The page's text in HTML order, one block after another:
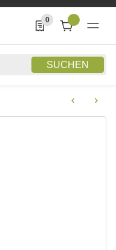
SUCHEN
0
0 Produkte in der